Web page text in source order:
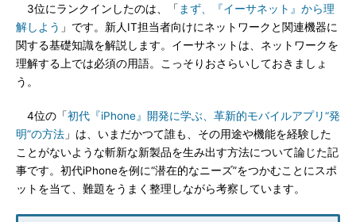
3位にランクインしたのは、「 まず、『イーサネット』から理
解しよう 」です。新人IT担当者向けにネットワークと関連機器に
関する基礎知識を解説します。イーサネットは、ネットワークを
理解する上では必須の用語。こっそりおさらいしておきましょ
う。
4位の「初代『iPhone』開発に学ぶ、革新的モバイルアプリ“発
明”の方法 」は、いまだかつて誰も、その用途や機能を経験した
ことがないような斬新な新製品を生み出す方法について論じた記
事です。初代iPhoneを例に“潜在的なニーズ”をつかむことにスポ
ットを当て、難題をうまく整理しながら考察しています。